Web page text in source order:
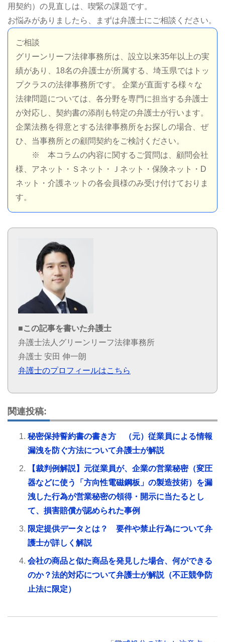
用契約）の見直しは、喫緊の課題です。
お悩みがありましたら、まずは弁護士にご相談ください。
ご相談
グリーンリーフ法律事務所は、設立以来35年以上の実
績があり、18名の弁護士が所属する、埼玉県ではトッ
プクラスの法律事務所です。 企業が直面する様々な
法律問題については、各分野を専門に担当する弁護士
が対応し、契約書の添削も特定の弁護士が行います。
企業法務を得意とする法律事務所をお探しの場合、ぜ
ひ、当事務所との顧問契約をご検討ください。
※ 本コラムの内容に関するご質問は、顧問会社
様、アネット・Ｓネット・Ｊネット・保険ネット・D
ネット・介護ネットの各会員様のみ受け付けておりま
す。
■この記事を書いた弁護士
弁護士法人グリーンリーフ法律事務所
弁護士 安田 伸一朗
弁護士のプロフィールはこちら
関連投稿:
秘密保持誓約書の書き方 （元）従業員による情報
漏洩を防ぐ方法について弁護士が解説
【裁判例解説】元従業員が、企業の営業秘密（変圧
器などに使う「方向性電磁鋼板」の製造技術）を漏
洩した行為が営業秘密の領得・開示に当たるとし
て、損害賠償が認められた事例
限定提供データとは？ 要件や禁止行為について弁
護士が詳しく解説
会社の商品と似た商品を発見した場合、何ができる
のか？法的対応について弁護士が解説（不正競争防
止法に限定）